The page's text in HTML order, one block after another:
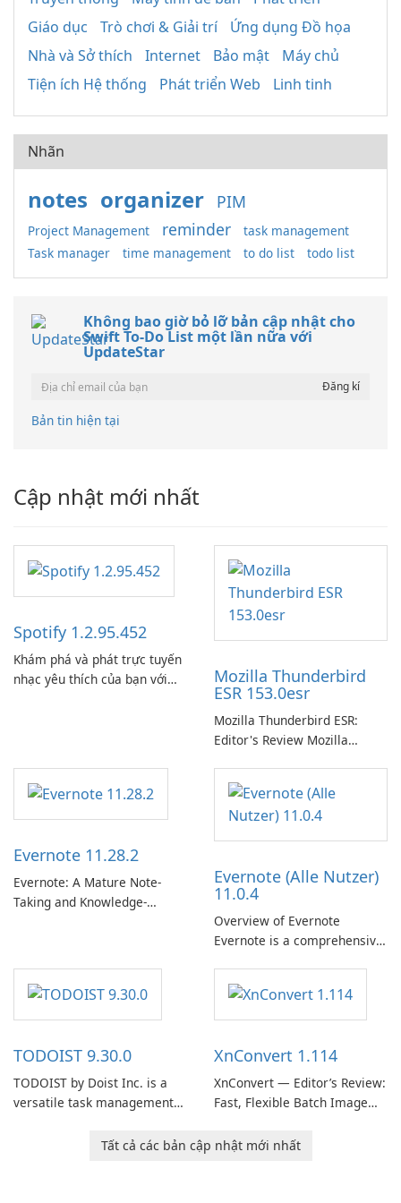
Giáo dục
Trò chơi & Giải trí
Ứng dụng Đồ họa
Nhà và Sở thích
Internet Bảo mật
Máy chủ
Tiện ích Hệ thống
Phát triển Web Linh tinh
Nhãn
notes organizer PIM
Project Management reminder
task management
Task manager
time management to do list todo list
Không bao giờ bỏ lỡ bản cập nhật cho
Swift To-Do List một lần nữa với
UpdateStar
Bản tin hiện tại
Cập nhật mới nhất
Spotify 1.2.95.452
Khám phá và phát trực tuyến
nhạc yêu thích của bạn với
Mozilla Thunderbird
ESR 153.0esr
Mozilla Thunderbird ESR:
Editor's Review Mozilla
Support Release) is the long-
term support channel of the
Thunderbird desktop email
client designed for
need predictable …
Evernote 11.28.2
Evernote: A Mature Note-
Taking and Knowledge-
capturing, organizing, and
retrieving notes and
reference materials across
Evernote (Alle Nutzer)
11.0.4
Overview of Evernote
Evernote is a comprehensive
software designed to help
users capture, organize, and
access information across
TODOIST 9.30.0
TODOIST by Doist Inc. is a
versatile task management
individuals and teams
XnConvert 1.114
XnConvert — Editor’s Review:
Fast, Flexible Batch Image
macOS and Linux XnConvert
Tất cả các bản cập nhật mới nhất